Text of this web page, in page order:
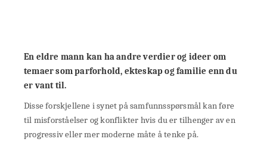
En eldre mann kan ha andre verdier og ideer om
temaer som parforhold, ekteskap og familie enn du
er vant til.
Disse forskjellene i synet på samfunnsspørsmål kan føre
til misforståelser og konflikter hvis du er tilhenger av en
progressiv eller mer moderne måte å tenke på.